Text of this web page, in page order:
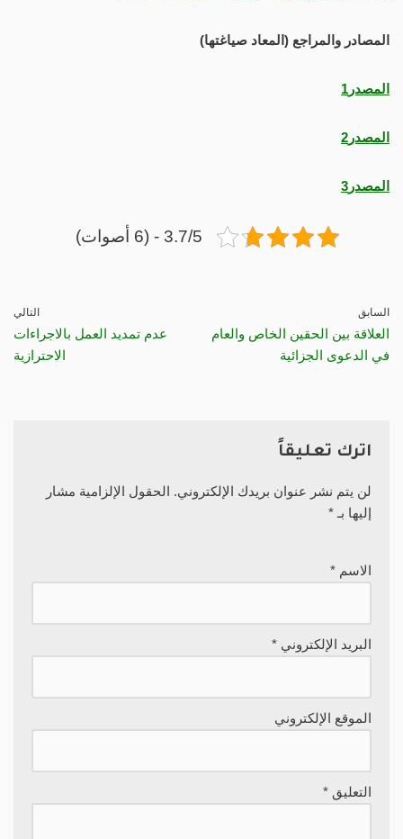
المصادر والمراجع (المعاد صياغتها)
المصدر1
المصدر2
المصدر3
3.7/5 - (6 أصوات)
السابق
العلاقة بين الحقين الخاص والعام
في الدعوى الجزائية
التالي
عدم تمديد العمل بالاجراءات
الاحترازية
اترك تعليقاً
لن يتم نشر عنوان بريدك الإلكتروني. الحقول الإلزامية مشار
إليها بـ *
الاسم *
البريد الإلكتروني *
الموقع الإلكتروني
التعليق *